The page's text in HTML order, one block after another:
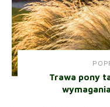
Trawa pony